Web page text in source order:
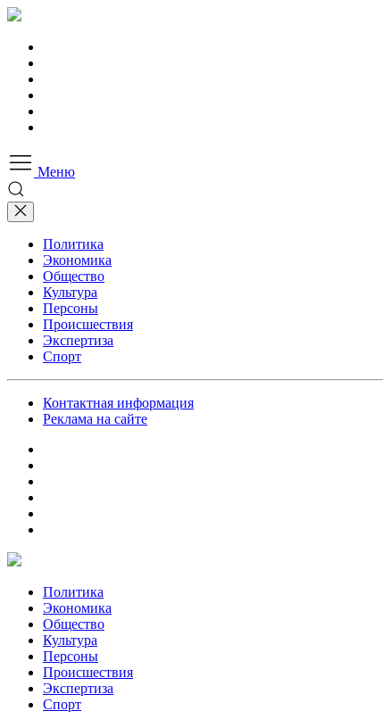
Меню
Политика
Экономика
Общество
Культура
Персоны
Происшествия
Экспертиза
Спорт
Контактная информация
Реклама на сайте
Политика
Экономика
Общество
Культура
Персоны
Происшествия
Экспертиза
Спорт